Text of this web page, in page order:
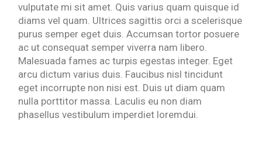
vulputate mi sit amet. Quis varius quam quisque id
diams vel quam. Ultrices sagittis orci a scelerisque
purus semper eget duis. Accumsan tortor posuere
ac ut consequat semper viverra nam libero.
Malesuada fames ac turpis egestas integer. Eget
arcu dictum varius duis. Faucibus nisl tincidunt
eget incorrupte non nisi est. Duis ut diam quam
nulla porttitor massa. Laculis eu non diam
phasellus vestibulum imperdiet loremdui.